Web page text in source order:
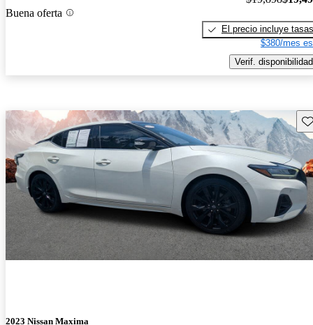
Buena oferta
El precio incluye tasas
$380/mes
Verif. disponibilidad
2023 Nissan Maxima